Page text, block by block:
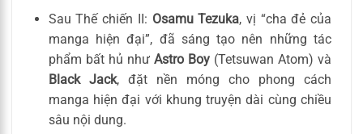
Sau Thế chiến II: Osamu Tezuka, vị “cha đẻ của
manga hiện đại”, đã sáng tạo nên những tác
phẩm bất hủ như Astro Boy(Tetsuwan Atom) và
Black Jack, đặt nền móng cho phong cách
manga hiện đại với khung truyện dài cùng chiều
sâu nội dung.